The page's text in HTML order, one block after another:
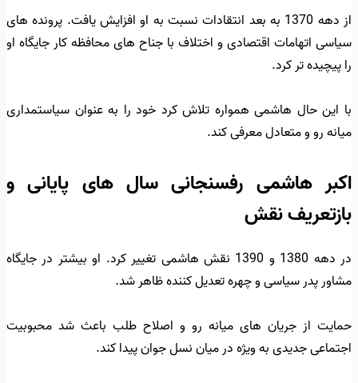
از دهه 1370 به بعد انتقادات نسبت به او افزایش یافت. پرونده های
سیاسی اتهامات اقتصادی و اختلاف با جناح های محافظه کار جایگاه او
را پیچیده تر کرد.
با این حال هاشمی همواره تلاش کرد خود را به عنوان سیاستمداری
میانه رو و متعادل معرفی کند.
اکبر هاشمی رفسنجانی سال های پایانی و
بازتعریف نقش
در دهه 1380 و 1390 نقش هاشمی تغییر کرد. او بیشتر در جایگاه
مشاور پدر سیاسی و چهره تعدیل کننده ظاهر شد.
حمایت از جریان های میانه رو و اصلاح طلب باعث شد محبوبیت
اجتماعی جدیدی به ویژه در میان نسل جوان پیدا کند.